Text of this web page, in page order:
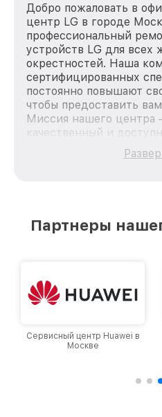
Добро пожаловать в
центр LG в городе
профессиональный
устройств LG для всех
окрестностей. Наша
сертифицированных
постоянно повышают
чтобы предоставить
Миссия нашего центра
качественный и
каждого пользователя
зависимости от
Москве, постоянно
Партнеры
Сервисный центр Huawei в
Москве